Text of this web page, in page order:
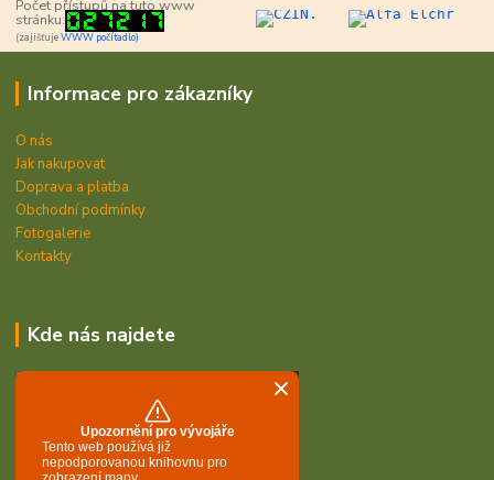
Počet přístupů na tuto www
stránku:
(zajišťujeWWW počítadlo)
Informace pro zákazníky
O nás
Jak nakupovat
Doprava a platba
Obchodní podmínky
Fotogalerie
Kontakty
Kde nás najdete